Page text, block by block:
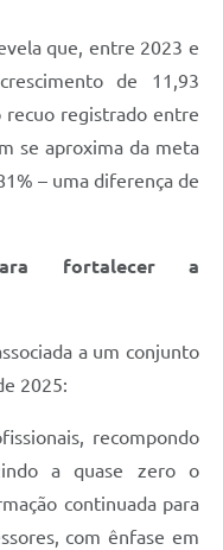
que, entre 2023 e
de 11,93
registrado entre
se aproxima da meta
– uma diferença de
fortalecer a
a um conjunto
2025:
recompondo
a quase zero o
continuada para
com ênfase em